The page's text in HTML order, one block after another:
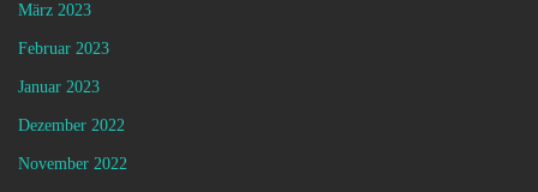
März 2023
Februar 2023
Januar 2023
Dezember 2022
November 2022